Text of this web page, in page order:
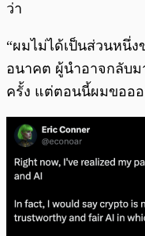
ว่า
“ผมไม่ได้เป็นส่วนหนึ่ง
อนาคต ผู้นำอาจกลับม
ครั้ง แต่ตอนนี้ผมขออ